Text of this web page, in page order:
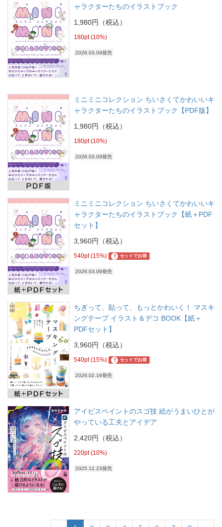
ャラクターたちのイラストブック
1,980円（税込）
180pt (10%)
2026.03.09発売
ミニミニコレクション ちいさくてかわいいキ
ャラクターたちのイラストブック【PDF版】
1,980円（税込）
180pt (10%)
2026.03.09発売
ミニミニコレクション ちいさくてかわいいキ
ャラクターたちのイラストブック【紙＋PDF
セット】
3,960円（税込）
540pt (15%) ? セットでお得
2026.03.09発売
ちぎって、貼って、もっとかわいく！ マスキ
ングテープ イラスト＆デコ BOOK【紙＋
PDFセット】
3,960円（税込）
540pt (15%) ? セットでお得
2026.02.16発売
アイビスペイントのスゴ技 絵がうまいひとが
やっている工夫とアイデア
2,420円（税込）
220pt (10%)
2025.12.23発売